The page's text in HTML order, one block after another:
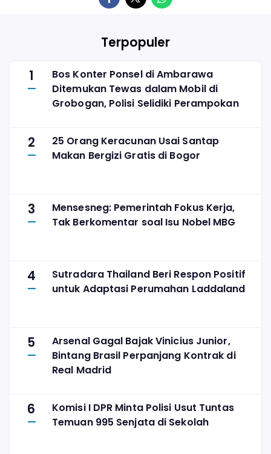
Terpopuler
1
Bos Konter Ponsel di Ambarawa
Ditemukan Tewas dalam Mobil di
Grobogan, Polisi Selidiki Perampokan
2
25 Orang Keracunan Usai Santap
Makan Bergizi Gratis di Bogor
3
Mensesneg: Pemerintah Fokus Kerja,
Tak Berkomentar soal Isu Nobel MBG
4
Sutradara Thailand Beri Respon Positif
untuk Adaptasi Perumahan Laddaland
5
Arsenal Gagal Bajak Vinicius Junior,
Bintang Brasil Perpanjang Kontrak di
Real Madrid
6
Komisi I DPR Minta Polisi Usut Tuntas
Temuan 995 Senjata di Sekolah